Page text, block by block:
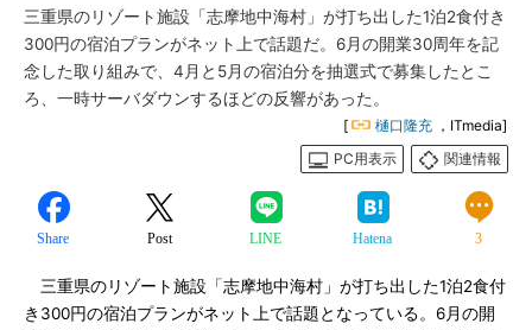
三重県のリゾート施設「志摩地中海村」が打ち出した1泊2食付き
300円の宿泊プランがネット上で話題だ。6月の開業30周年を記
念した取り組みで、4月と5月の宿泊分を抽選式で募集したとこ
ろ、一時サーバダウンするほどの反響があった。
[ 樋口隆充 ，ITmedia]
PC用表示
関連情報
Share Post LINE Hatena 3
三重県のリゾート施設「志摩地中海村」が打ち出した1泊2食付
き300円の宿泊プランがネット上で話題となっている。6月の開